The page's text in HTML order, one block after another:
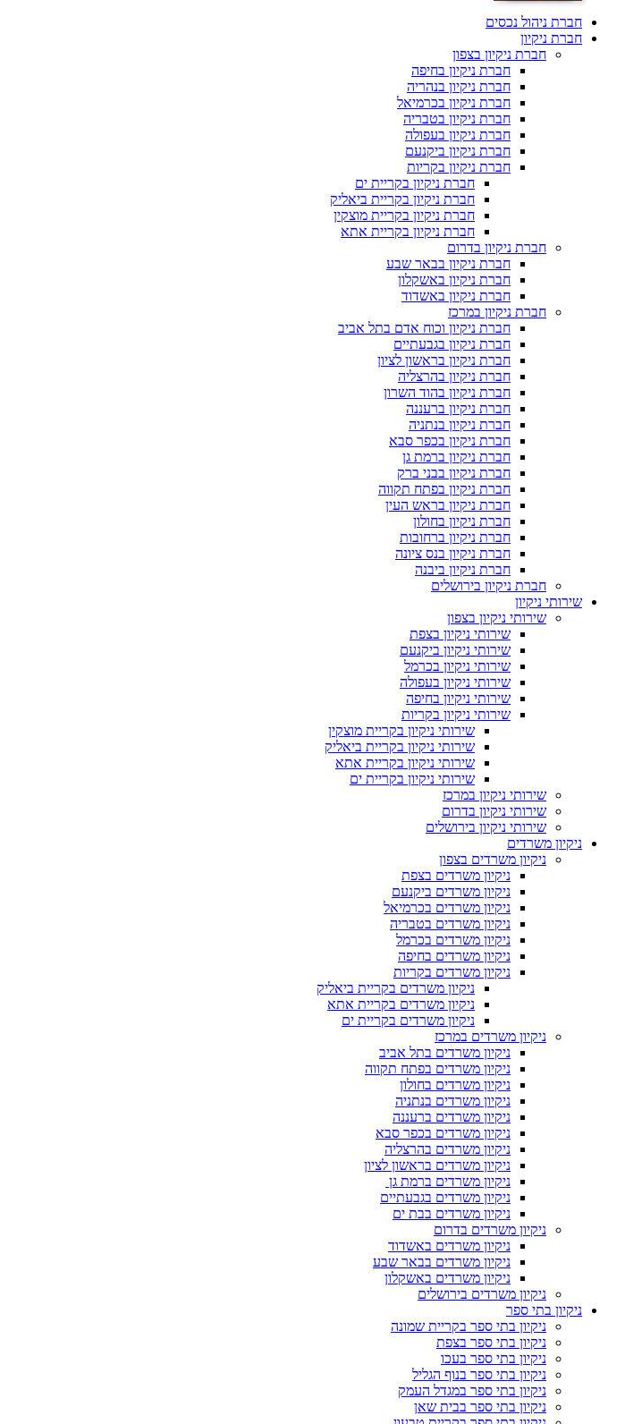
חברת ניהול נכסים
חברת ניקיון
חברת ניקיון בצפון
חברת ניקיון בחיפה
חברת ניקיון בנהריה
חברת ניקיון בכרמיאל
חברת ניקיון בטבריה
חברת ניקיון בעפולה
חברת ניקיון ביקנעם
חברת ניקיון בקריות
חברת ניקיון בקריית ים
חברת ניקיון בקריית ביאליק
חברת ניקיון בקריית מוצקין
חברת ניקיון בקריית אתא
חברת ניקיון בדרום
חברת ניקיון בבאר שבע
חברת ניקיון באשקלון
חברת ניקיון באשדוד
חברת ניקיון במרכז
חברת ניקיון וכוח אדם בתל אביב
חברת ניקיון בגבעתיים
חברת ניקיון בראשון לציון
חברת ניקיון בהרצליה
חברת ניקיון בהוד השרון
חברת ניקיון ברעננה
חברת ניקיון בנתניה
חברת ניקיון בכפר סבא
חברת ניקיון ברמת גן
חברת ניקיון בבני ברק
חברת ניקיון בפתח תקווה
חברת ניקיון בראש העין
חברת ניקיון בחולון
חברת ניקיון ברחובות
חברת ניקיון בנס ציונה
חברת ניקיון ביבנה
חברת ניקיון בירושלים
שירותי ניקיון
שירותי ניקיון בצפון
שירותי ניקיון בצפת
שירותי ניקיון ביקנעם
שירותי ניקיון בכרמל
שירותי ניקיון בעפולה
שירותי ניקיון בחיפה
שירותי ניקיון בקריות
שירותי ניקיון בקריית מוצקין
שירותי ניקיון בקריית ביאליק
שירותי ניקיון בקריית אתא
שירותי ניקיון בקריית ים
שירותי ניקיון במרכז
שירותי ניקיון בדרום
שירותי ניקיון בירושלים
ניקיון משרדים
ניקיון משרדים בצפון
ניקיון משרדים בצפת
ניקיון משרדים ביקנעם
ניקיון משרדים בכרמיאל
ניקיון משרדים בטבריה
ניקיון משרדים בכרמל
ניקיון משרדים בחיפה
ניקיון משרדים בקריות
ניקיון משרדים בקריית ביאליק
ניקיון משרדים בקריית אתא
ניקיון משרדים בקריית ים
ניקיון משרדים במרכז
ניקיון משרדים בתל אביב
ניקיון משרדים בפתח תקווה
ניקיון משרדים בחולון
ניקיון משרדים בנתניה
ניקיון משרדים ברעננה
ניקיון משרדים בכפר סבא
ניקיון משרדים בהרצליה
ניקיון משרדים בראשון לציון
ניקיון משרדים ברמת גן
ניקיון משרדים בגבעתיים
ניקיון משרדים בבת ים
ניקיון משרדים בדרום
ניקיון משרדים באשדוד
ניקיון משרדים בבאר שבע
ניקיון משרדים באשקלון
ניקיון משרדים בירושלים
ניקיון בתי ספר
ניקיון בתי ספר בקריית שמונה
ניקיון בתי ספר בצפת
ניקיון בתי ספר בעכו
ניקיון בתי ספר בנוף הגליל
ניקיון בתי ספר במגדל העמק
ניקיון בתי ספר בבית שאן